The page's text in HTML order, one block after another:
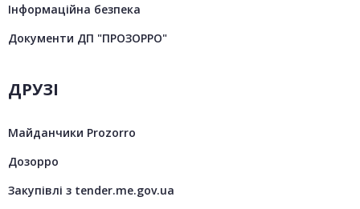
Інформаційна безпека
Документи ДП "ПРОЗОРРО"
ДРУЗІ
Майданчики Prozorro
Дозорро
Закупівлі з tender.me.gov.ua